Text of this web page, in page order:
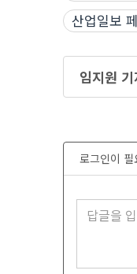
산업일보
임지원
로그인이 필